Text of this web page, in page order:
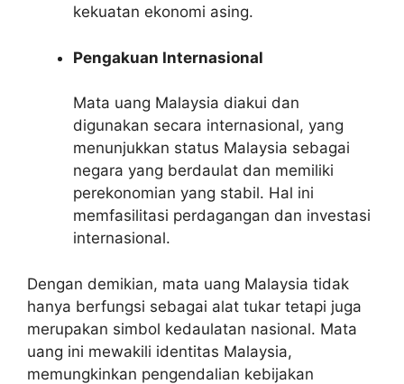
kekuatan ekonomi asing.
Pengakuan Internasional
Mata uang Malaysia diakui dan
digunakan secara internasional, yang
menunjukkan status Malaysia sebagai
negara yang berdaulat dan memiliki
perekonomian yang stabil. Hal ini
memfasilitasi perdagangan dan investasi
internasional.
Dengan demikian, mata uang Malaysia tidak
hanya berfungsi sebagai alat tukar tetapi juga
merupakan simbol kedaulatan nasional. Mata
uang ini mewakili identitas Malaysia,
memungkinkan pengendalian kebijakan